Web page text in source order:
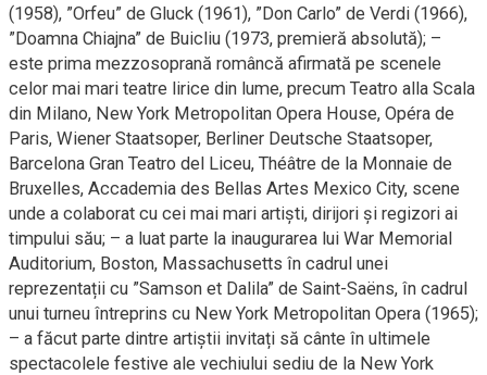
(1958), ”Orfeu” de Gluck (1961), ”Don Carlo” de Verdi (1966),
”Doamna Chiajna” de Buicliu (1973, premieră absolută); –
este prima mezzosoprană româncă afirmată pe scenele
celor mai mari teatre lirice din lume, precum Teatro alla Scala
din Milano, New York Metropolitan Opera House, Opéra de
Paris, Wiener Staatsoper, Berliner Deutsche Staatsoper,
Barcelona Gran Teatro del Liceu, Théâtre de la Monnaie de
Bruxelles, Accademia des Bellas Artes Mexico City, scene
unde a colaborat cu cei mai mari artiști, dirijori și regizori ai
timpului său; – a luat parte la inaugurarea lui War Memorial
Auditorium, Boston, Massachusetts în cadrul unei
reprezentații cu ”Samson et Dalila” de Saint-Saëns, în cadrul
unui turneu întreprins cu New York Metropolitan Opera (1965);
– a făcut parte dintre artiștii invitați să cânte în ultimele
spectacolele festive ale vechiului sediu de la New York